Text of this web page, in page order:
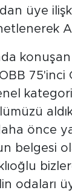
üye
A
75'inci
önce
belgesi
odaları